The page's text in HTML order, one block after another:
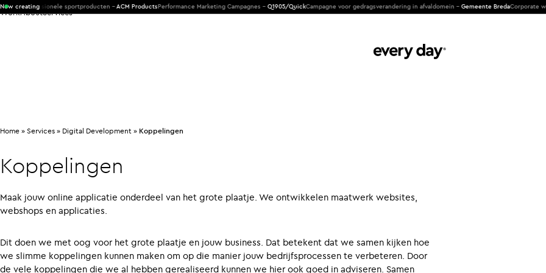
Now creating
professionele sportproducten -ACM ProductsPerformance Marketing Campagnes -Q1905/QuickCampagne voor gedragsverandering in afvaldomein -Gemeente Breda Corporate
WorkAboutServices
Home » Services » Digital Development » Koppelingen
Koppelingen
Maak jouw online applicatie onderdeel van het grote plaatje. We ontwikkelen maatwerk websites,
webshops en applicaties.
Dit doen we met oog voor het grote plaatje en jouw business. Dat betekent dat we samen kijken hoe
we slimme koppelingen kunnen maken om op die manier jouw bedrijfsprocessen te verbeteren. Door
de vele koppelingen die we al hebben gerealiseerd kunnen we hier ook goed in adviseren. Samen